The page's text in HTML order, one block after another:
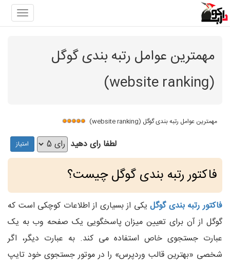
مهمترین عوامل رتبه بندی گوگل
(website ranking)
مهمترین عوامل رتبه بندی گوگل (website ranking)
لطفا رای دهید
فاکتور رتبه بندی گوگل چیست؟
فاکتور رتبه بندی گوگلیکی از بسیاری از اطلاعات کوچکی است که
گوگل از آن برای تعیین میزان پاسخگویی یک صفحه وب به یک
عبارت جستجوی خاص استفاده می کند. به عبارت دیگر، اگر
شخصی «بهترین قالب وردپرس» را در موتور جستجوی خود تایپ